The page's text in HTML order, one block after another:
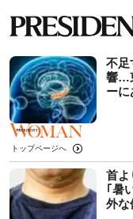
不足
響…
ーに
トップページへ
首よ
｢暑
外な